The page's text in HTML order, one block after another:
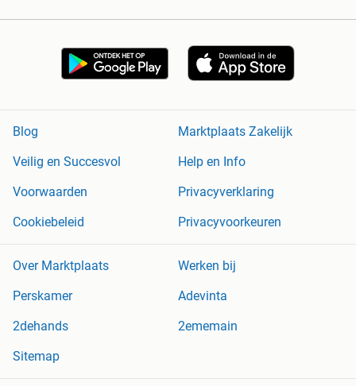
Blog
Marktplaats Zakelijk
Veilig en Succesvol
Help en Info
Voorwaarden
Privacyverklaring
Cookiebeleid
Privacyvoorkeuren
Over Marktplaats
Werken bij
Perskamer
Adevinta
2dehands
2ememain
Sitemap